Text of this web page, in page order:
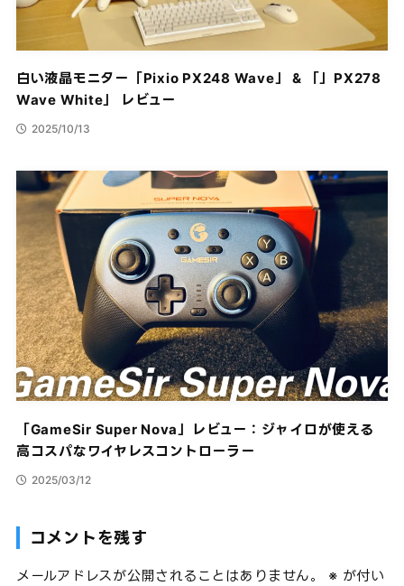
白い液晶モニター「Pixio PX248 Wave」 & 「」PX278
Wave White」 レビュー
2025/10/13
「GameSir Super Nova」レビュー：ジャイロが使える
高コスパなワイヤレスコントローラー
2025/03/12
コメントを残す
メールアドレスが公開されることはありません。 ※ が付い